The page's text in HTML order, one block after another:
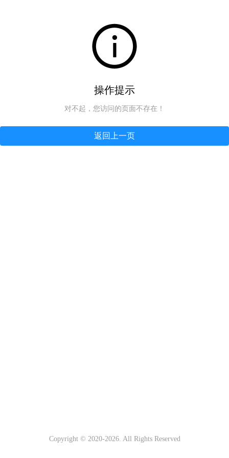
操作提示
对不起，您访问的页面不存在！
返回上一页
Copyright © 2020-2026. All Rights Reserved